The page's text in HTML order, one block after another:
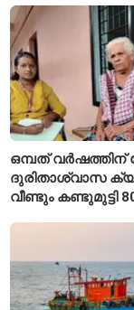
ഒമ്പത് വർഷത്തിന്
ദുരിതാശ്വാസ
വീണ്ടും കണ്ടുമുട്ടി